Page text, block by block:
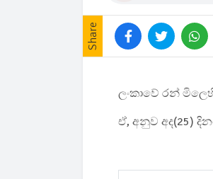
Share
ලංකාවේ රන්
ඒ, අනුව අද(25)